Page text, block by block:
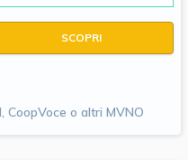
SCOPRI
CoopVoce o altri MVNO